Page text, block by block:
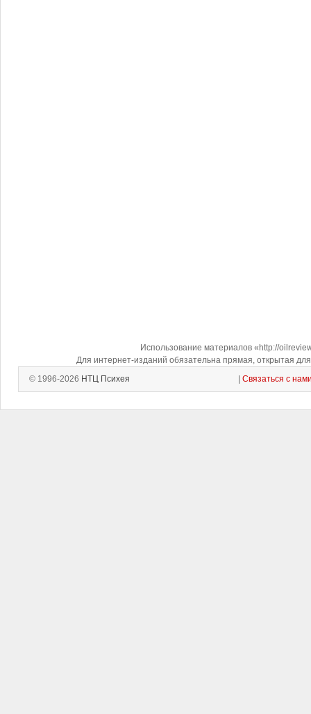
Использование материалов «http://
Для интернет-изданий обязательна прямая, открытая
© 1996-2026 НТЦ Психея Связаться с